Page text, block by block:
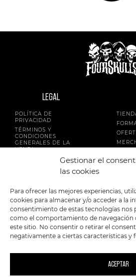
Gestionar el
las cookies
Para ofrecer las mejores experiencias,
cookies para almacenar y/o acceder a la
consentimiento de estas tecnologías nos
como el comportamiento de navegación
este sitio. No consentir o retirar el
negativamente a ciertas características y
ACEPTAR
LEGAL
POLÍTICA DE
PRIVACIDAD
TÉRMINOS Y
CONDICIONES
GENERALES DE LA
VENTA
POLÍTICA DE COOKIES